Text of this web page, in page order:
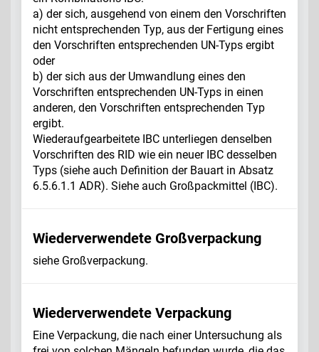
a) der sich, ausgehend von einem den Vorschriften
nicht entsprechenden Typ, aus der Fertigung eines
den Vorschriften entsprechenden UN-Typs ergibt
oder
b) der sich aus der Umwandlung eines den
Vorschriften entsprechenden UN-Typs in einen
anderen, den Vorschriften entsprechenden Typ
ergibt.
Wiederaufgearbeitete IBC unterliegen denselben
Vorschriften des RID wie ein neuer IBC desselben
Typs (siehe auch Definition der Bauart in Absatz
6.5.6.1.1 ADR). Siehe auch Großpackmittel (IBC).
Wiederverwendete Großverpackung
siehe Großverpackung.
Wiederverwendete Verpackung
Eine Verpackung, die nach einer Untersuchung als